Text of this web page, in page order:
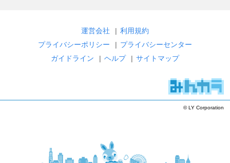
運営会社 | 利用規約
プライバシーポリシー
| プライバシーセンター
ガイドライン
| ヘルプ | サイトマップ
© LY Corporation